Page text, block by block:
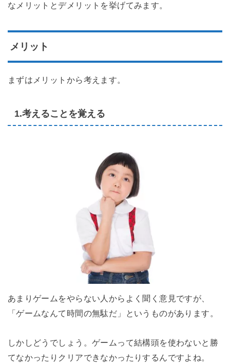
なメリットとデメリットを挙げてみます。
メリット
まずはメリットから考えます。
1.考えることを覚える
あまりゲームをやらない人からよく聞く意見ですが、
「ゲームなんて時間の無駄だ」というものがあります。
しかしどうでしょう。ゲームって結構頭を使わないと勝
てなかったりクリアできなかったりするんですよね。